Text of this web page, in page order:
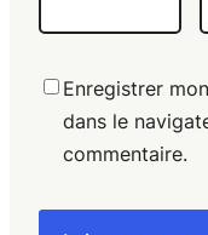
Enregistrer
dans le
commentaire.